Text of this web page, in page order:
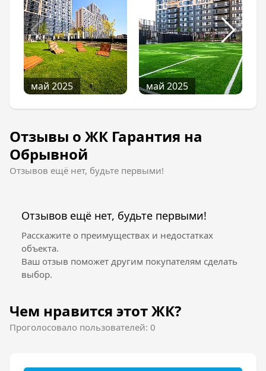
май 2025 май 2025
Отзывы о ЖК Гарантия на
Обрывной
Отзывов ещё нет, будьте первыми!
Отзывов ещё нет, будьте первыми!
Расскажите о преимуществах и недостатках
объекта.
Ваш отзыв поможет другим покупателям сделать
выбор.
Чем нравится этот ЖК?
Проголосовало пользователей: 0